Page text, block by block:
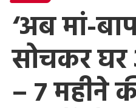
‘अब मां-
सोचकर
– 7 महीने